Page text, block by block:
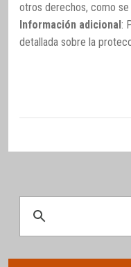
otros derechos, como se
Información adicional :
detallada sobre la